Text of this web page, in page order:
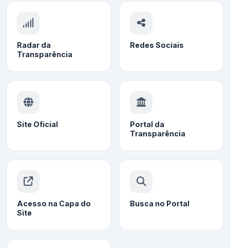
Radar da
Transparência
Redes Sociais
Site Oficial
Portal da
Transparência
Acesso na Capa do
Site
Busca no Portal